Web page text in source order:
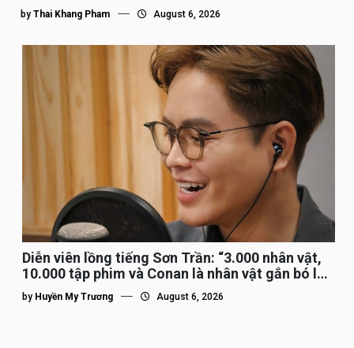
by Thai Khang Pham August 6, 2026
Diễn viên lồng tiếng Sơn Trần: “3.000 nhân vật,
10.000 tập phim và Conan là nhân vật gắn bó lâu
nhất”
by Huyền My Trương August 6, 2026